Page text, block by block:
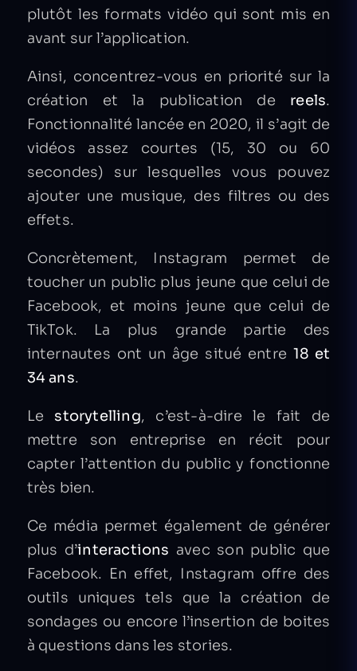
plutôt les formats vidéo qui sont mis en
avant sur l’application.
Ainsi, concentrez-vous en priorité sur la
création et la publication de reels.
Fonctionnalité lancée en 2020, il s’agit de
vidéos assez courtes (15, 30 ou 60
secondes) sur lesquelles vous pouvez
ajouter une musique, des filtres ou des
effets.
Concrètement, Instagram permet de
toucher un public plus jeune que celui de
Facebook, et moins jeune que celui de
TikTok. La plus grande partie des
internautes ont un âge situé entre 18 et
34 ans.
Le storytelling, c’est-à-dire le fait de
mettre son entreprise en récit pour
capter l’attention du public y fonctionne
très bien.
Ce média permet également de générer
plus d’interactions avec son public que
Facebook. En effet, Instagram offre des
outils uniques tels que la création de
sondages ou encore l’insertion de boites
à questions dans les stories.